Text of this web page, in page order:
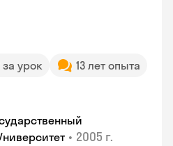
за урок
13 лет опыта
• 2005 г.